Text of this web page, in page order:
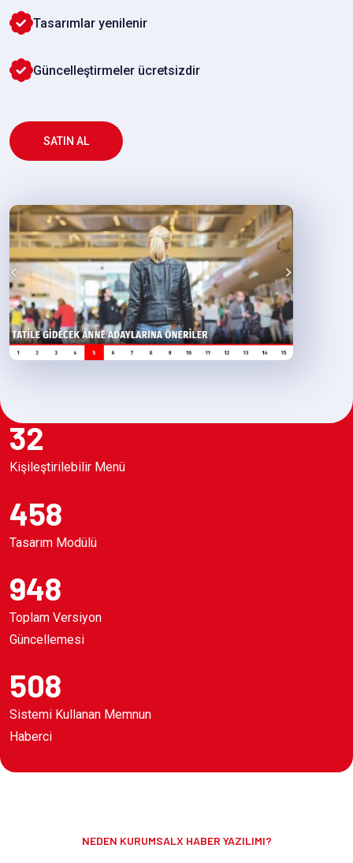
Tasarımlar yenilenir
Güncelleştirmeler ücretsizdir
SATIN AL
32
Kişileştirilebilir Menü
458
Tasarım Modülü
948
Toplam Versiyon
Güncellemesi
508
Sistemi Kullanan Memnun
Haberci
NEDEN KURUMSALX HABER YAZILIMI?